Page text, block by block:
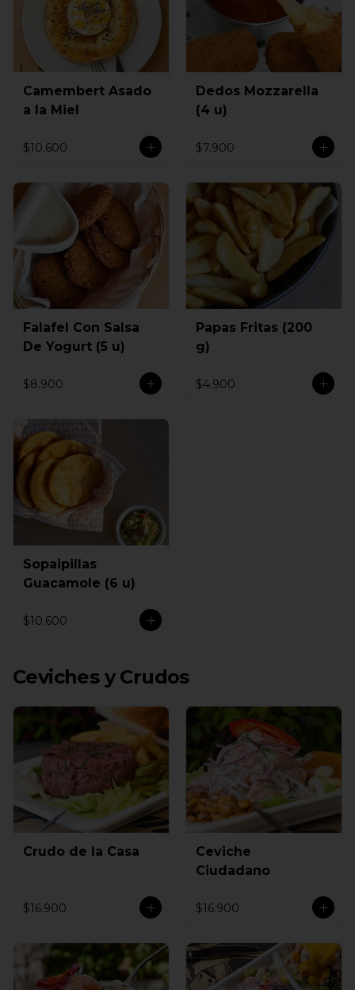
Camembert Asado
a la Miel
$10.600
Dedos Mozzarella
(4 u)
$7.900
Falafel Con Salsa
De Yogurt (5 u)
$8.900
Papas Fritas (200
g)
$4.900
Sopaipillas
Guacamole (6 u)
$10.600
Ceviches y Crudos
Crudo de la Casa
$16.900
Ceviche
Ciudadano
$16.900